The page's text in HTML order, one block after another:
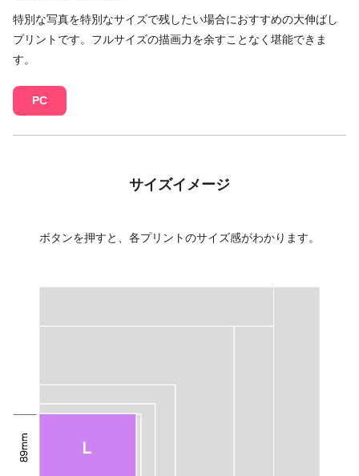
特別な写真を特別なサイズで残したい場合におすすめの大伸ばし
プリントです。フルサイズの描画力を余すことなく堪能できま
す。
PC
サイズイメージ
ボタンを押すと、各プリントのサイズ感がわかります。